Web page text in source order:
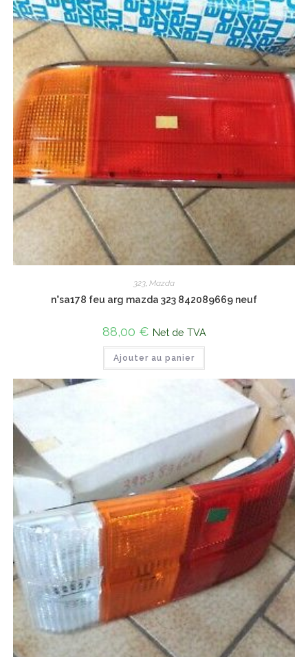
323, Mazda
n°sa178 feu arg mazda 323 842089669 neuf
88,00 € Net de TVA
Ajouter au panier